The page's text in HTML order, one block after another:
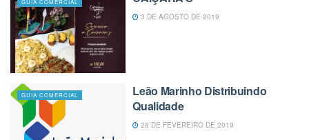
GUIA COMERCIAL
3 DE AGOSTO DE 2019
GUIA COMERCIAL
Leão Marinho Distribuindo
Qualidade
28 DE FEVEREIRO DE 2019